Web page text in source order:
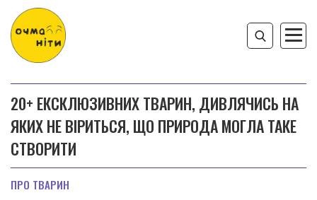
20+ ЕКСКЛЮЗИВНИХ ТВАРИН, ДИВЛЯЧИСЬ НА
ЯКИХ НЕ ВІРИТЬСЯ, ЩО ПРИРОДА МОГЛА ТАКЕ
СТВОРИТИ
ПРО ТВАРИН